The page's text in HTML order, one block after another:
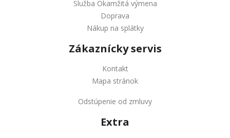
Služba Okamžitá výmena
Doprava
Nákup na splátky
Zákaznícky servis
Kontakt
Mapa stránok
Odstúpenie od zmluvy
Extra